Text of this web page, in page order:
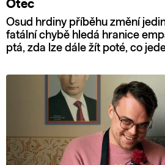
Otec
Osud hrdiny příběhu změní
fatální chybě hledá hranice
ptá, zda lze dále žít poté, co